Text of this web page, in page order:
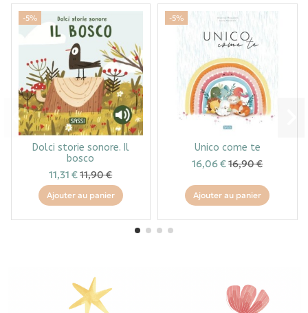
-5%
Dolci storie sonore. Il
bosco
11,31 €11,90 €
Ajouter au panier
-5%
Unico come te
16,06 €16,90 €
Ajouter au panier